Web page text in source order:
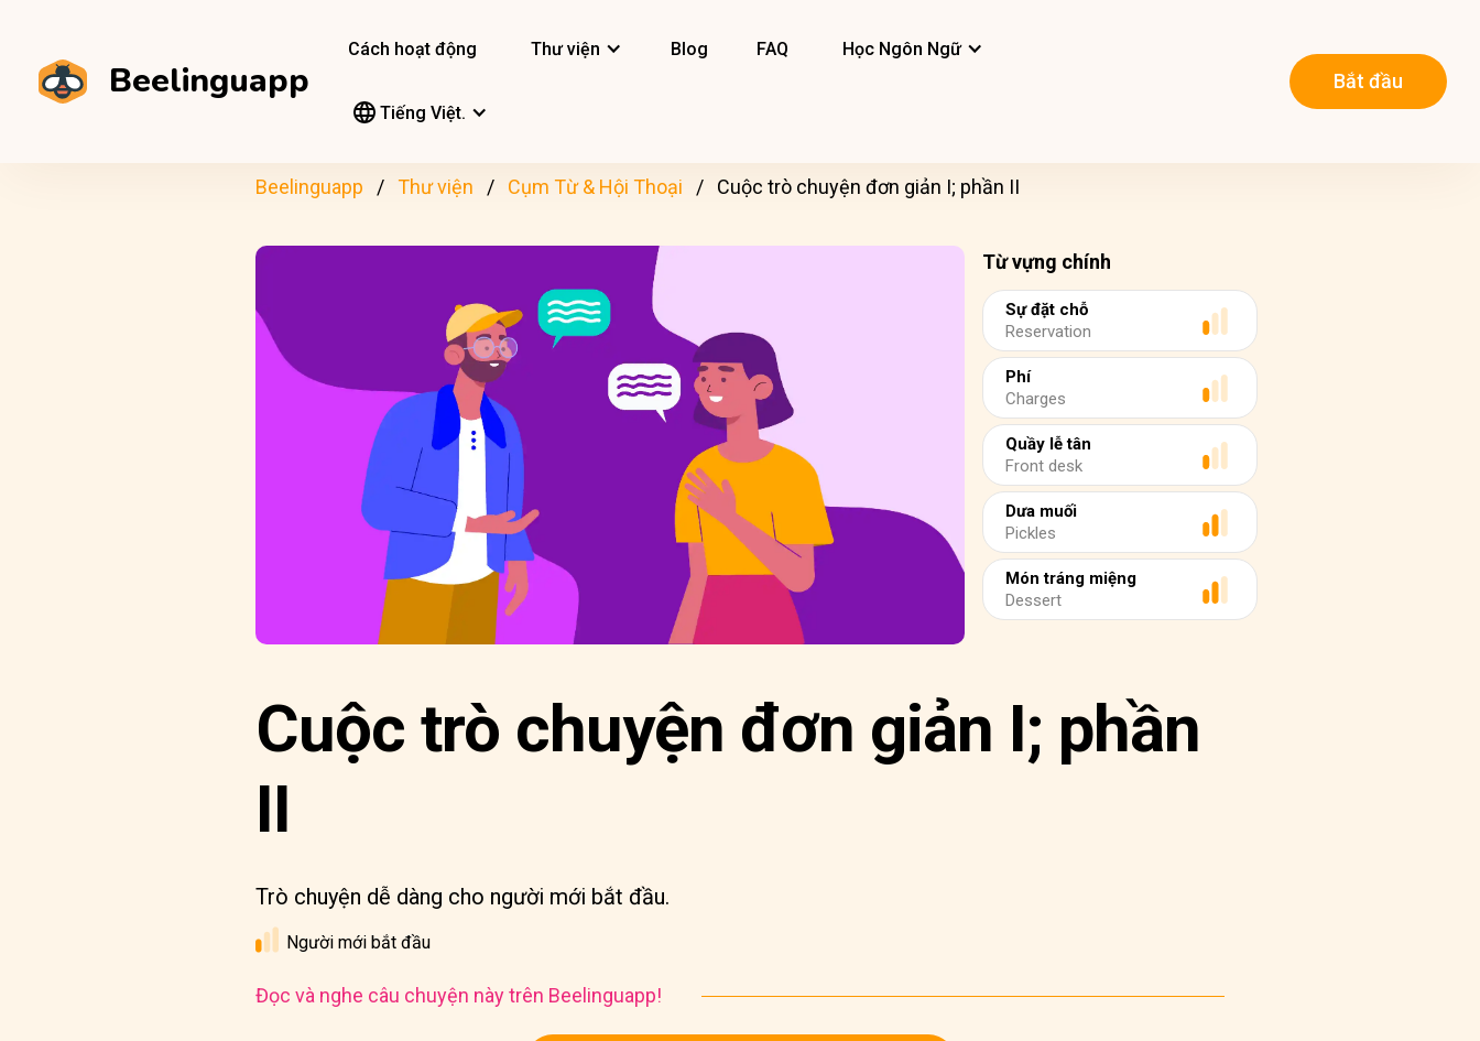
Beelinguapp
Cách hoạt động Thư viện Blog FAQ Học Ngôn Ngữ
Tiếng Việt.
Bắt đầu
Beelinguapp Thư viện Cụm Từ & Hội Thoại Cuộc trò chuyện đơn giản I; phần II
Từ vựng chính
Sự đặt chỗ
Reservation
Phí
Charges
Quầy lễ tân
Front desk
Dưa muối
Pickles
Món tráng miệng
Dessert
Cuộc trò chuyện đơn giản I; phần
II
Trò chuyện dễ dàng cho người mới bắt đầu.
Người mới bắt đầu
Đọc và nghe câu chuyện này trên Beelinguapp!